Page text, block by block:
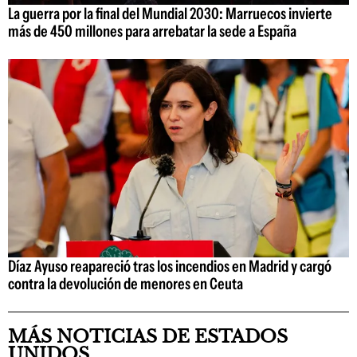
La guerra por la final del Mundial 2030: Marruecos invierte
más de 450 millones para arrebatar la sede a España
Díaz Ayuso reapareció tras los incendios en Madrid y cargó
contra la devolución de menores en Ceuta
MÁS NOTICIAS DE ESTADOS